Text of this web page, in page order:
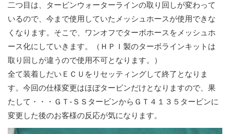
二つ目は、タービンウォーターラインの取り回しが変わって
いるので、今まで使用していたメッシュホースが使用できな
くなります。そこで、ワンオフでターボホースをメッシュホ
ース化にしていきます。（ＨＰＩ製のターボラインキットは
取り回しが違うので使用不可となります。）
全て装着しだいＥＣＵをリセッティングして終了となりま
す。今回の仕様変更はほぼタービンだけとなりますので、果
たして・・・ＧＴ-ＳＳタービンからＧＴ４１３５タービンに
変更した後のお客様の反応が気になります。